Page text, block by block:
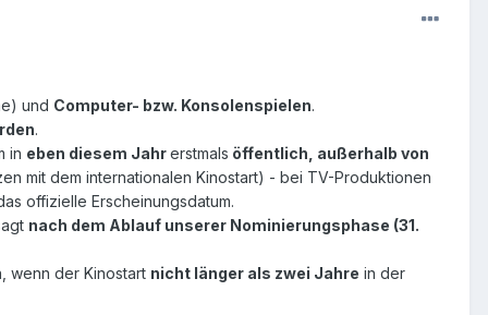
und Computer- bzw. Konsolenspielen.
.
in eben diesem Jahrerstmals öffentlich, außerhalb von
mit dem internationalen Kinostart) - bei TV-Produktionen
offizielle Erscheinungsdatum.
nach dem Ablauf unserer Nominierungsphase (31.
wenn der Kinostart nicht länger als zwei Jahre in der